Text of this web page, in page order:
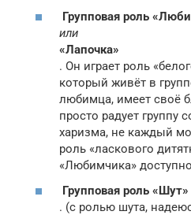
Групповая роль
или
«Лапочка»
. Он играет роль
который живёт в
любимца, имеет своё
просто радует группу
харизма, не каждый
роль «ласкового
«Любимчика»
Групповая роль «Шут»
. (с ролью шута,